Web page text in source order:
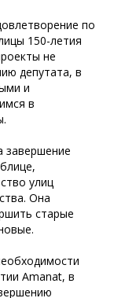
по
150-летия
не
депутата, в
и
в
завершение
улиц
Она
старые
Amanat, в